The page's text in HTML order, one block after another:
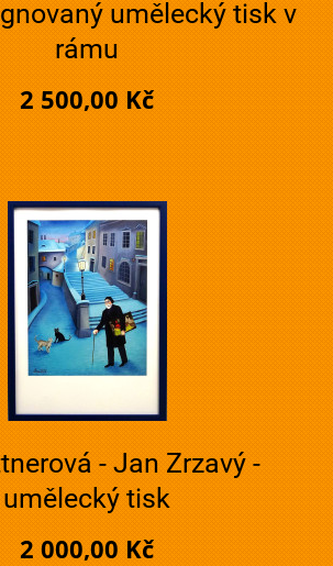
umělecký tisk v
rámu
2 500,00 Kč
- Jan Zrzavý -
umělecký tisk
2 000,00 Kč